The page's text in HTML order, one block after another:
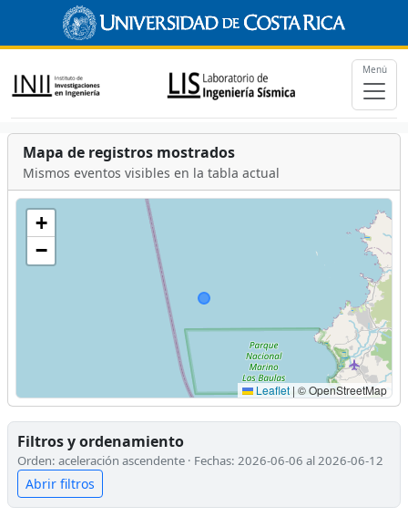
Menú
Mapa de registros mostrados
Mismos eventos visibles en la tabla actual
+
−
Leaflet | © OpenStreetMap
Filtros y ordenamiento
Orden: aceleración ascendente · Fechas: 2026-06-06 al 2026-06-12
Abrir filtros